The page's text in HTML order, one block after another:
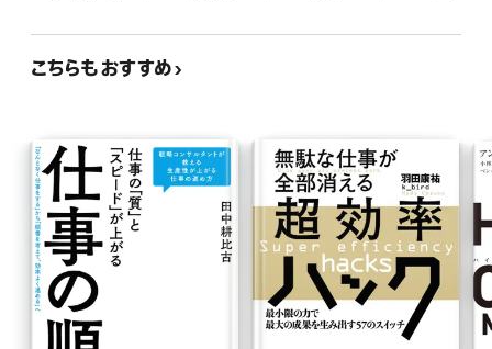
逆に、上司へのコミュニケーションが上手であったり、手を抜きつつ進めていたりし
て要領よくこなしては
いわゆる仕事がデキる人です。頭の回転がいいとか、話がうまい印象から、周りか
ら気に入られ、
いい仕事がもらえたり昇進したりしている気がしませんか。
でも、仕事がデキる人は、何も作業スピードが早いわけではありません。
その違いは、いったい何でしょうか。
こちらもおすすめ